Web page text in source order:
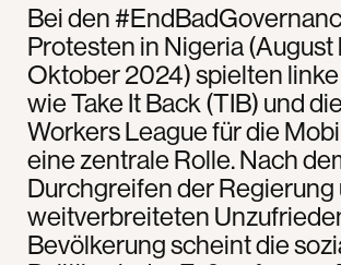
Bei den
Protesten in Nigeria (August
Oktober 2024) spielten
wie Take It Back (TIB) und
Workers League für die
eine zentrale Rolle. Nach
Durchgreifen der Regierung
weitverbreiteten
Bevölkerung scheint die